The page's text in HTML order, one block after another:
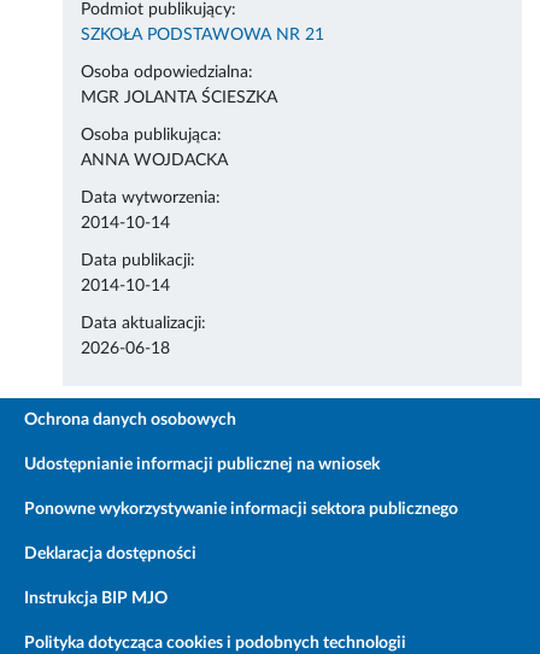
Podmiot publikujący:
SZKOŁA PODSTAWOWA NR 21
Osoba odpowiedzialna:
MGR JOLANTA ŚCIESZKA
Osoba publikująca:
ANNA WOJDACKA
Data wytworzenia:
2014-10-14
Data publikacji:
2014-10-14
Data aktualizacji:
2026-06-18
Ochrona danych osobowych
Udostępnianie informacji publicznej na wniosek
Ponowne wykorzystywanie informacji sektora publicznego
Deklaracja dostępności
Instrukcja BIP MJO
Polityka dotycząca cookies i podobnych technologii